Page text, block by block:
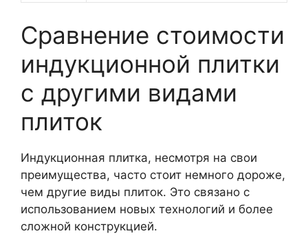
Сравнение стоимости
индукционной плитки
с другими видами
плиток
Индукционная плитка, несмотря на свои
преимущества, часто стоит немного дороже,
чем другие виды плиток. Это связано с
использованием новых технологий и более
сложной конструкцией.